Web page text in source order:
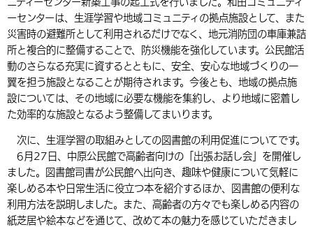
ーセンターは、生涯学習や地域コミュニティの拠点施設として、また
災害時の避難所として利用されるだけでなく、地元消防団の車庫兼詰
所と複合的に整備することで、防災機能を強化しています。公民館活
動のさらなる充実に資するとともに、安全、安心な地域づくりの一
翼を担う施設となることが期待されます。今後とも、地域の拠点施
設については、その地域に必要な機能を集約し、より地域に密着し
た効率的な施設となるよう整備してまいります。
次に、生涯学習の取組みとしての図書館の利用促進についてです。
6月27日、中原公民館で高齢者向けの「出張お話し会」を開催し
ました。図書館司書が公民館へ出向き、趣味や健康について気軽に
楽しめる本や日常生活に役立つ本を紹介するほか、図書館の便利な
利用方法を説明しました。また、高齢者の方々でも楽しめる内容の
紙芝居や絵本などを通じて、改めて本の魅力を感じていただきまし